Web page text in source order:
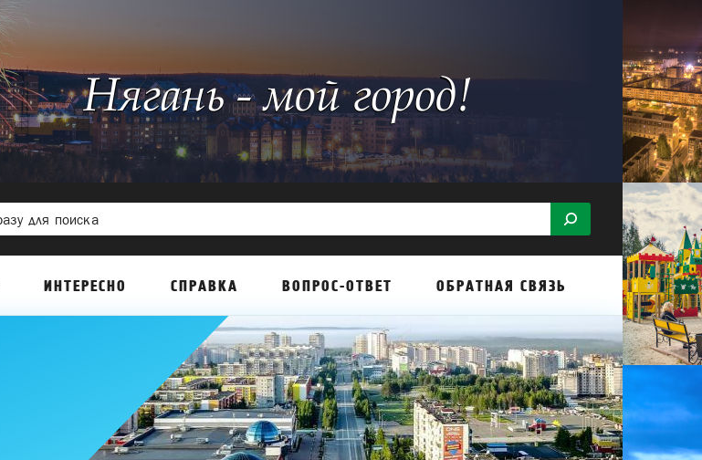
ИНТЕРЕСНО СПРАВКА ВОПРОС-ОТВЕТ ОБРАТНАЯ СВЯЗЬ